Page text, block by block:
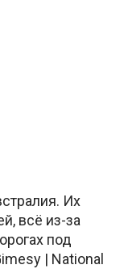
Их
всё из-за
под
| National